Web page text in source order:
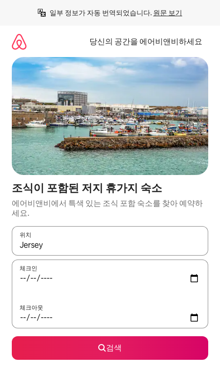
일부 정보가 자동 번역되었습니다. 원문 보기
당신의 공간을 에어비앤비하세요
조식이 포함된 저지 휴가지 숙소
에어비앤비에서 특색 있는 조식 포함 숙소를 찾아 예약하
세요.
위치
결과가 나오면 위·아래 화살표 키를 사용하거나 터치 또는 스와이
체크인
체크아웃
검색